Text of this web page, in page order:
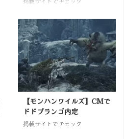
【モンハンワイルズ】CMで
ドドブランゴ内定
掲載サイトでチェック